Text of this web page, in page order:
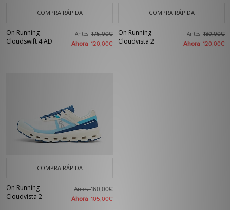
COMPRA RÁPIDA
On Running
Cloudswift 4 AD
Antes175,00€
Ahora 120,00€
COMPRA RÁPIDA
On Running
Cloudvista 2
Antes180,00€
Ahora 120,00€
COMPRA RÁPIDA
On Running
Cloudvista 2
Antes160,00€
Ahora 105,00€